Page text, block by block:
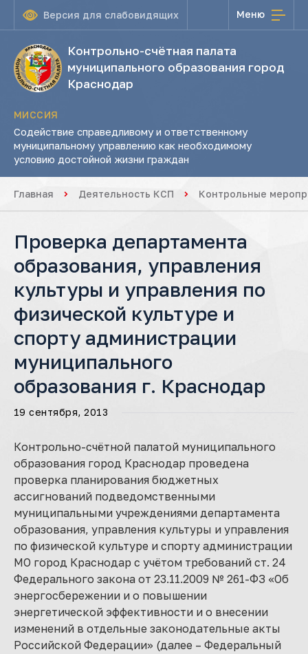
Версия для слабовидящих Меню
Контрольно-счётная палата
муниципального образования город
Краснодар
МИССИЯ
Содействие справедливому и ответственному
муниципальному управлению как необходимому
условию достойной жизни граждан
Главная Деятельность КСП Контрольные
Проверка департамента
образования, управления
культуры и управления по
физической культуре и
спорту администрации
муниципального
образования г. Краснодар
19 сентября, 2013
Контрольно-счётной палатой муниципального
образования город Краснодар проведена
проверка планирования бюджетных
ассигнований подведомственными
муниципальными учреждениями департамента
образования, управления культуры и управления
по физической культуре и спорту администрации
МО город Краснодар с учётом требований ст. 24
Федерального закона от 23.11.2009 № 261-ФЗ «Об
энергосбережении и о повышении
энергетической эффективности и о внесении
изменений в отдельные законодательные акты
Российской Федерации» (далее – Федеральный